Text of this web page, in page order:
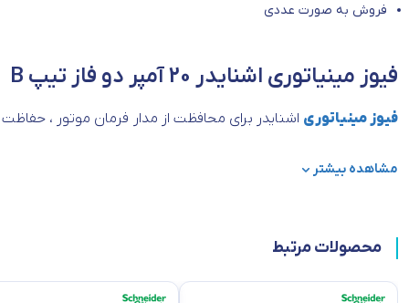
فروش به صورت عددی
فیوز مینیاتوری اشنایدر 20 آمپر دو فاز تیپ B
فیوز مینیاتوری اشنایدر برای محافظت از مدار فرمان موتور ،
مشاهده بیشتر
محصولات مرتبط